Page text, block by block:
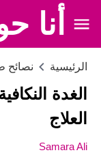
أنا
الرئيسية نصائح
الغدة
العلاج
Samara Ali